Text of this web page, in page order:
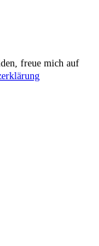
freue mich auf